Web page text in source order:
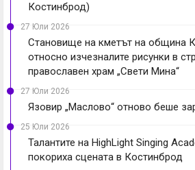
Костинброд)
27 Юли 2026
Становище на кметът на община
относно изчезналите рисунки в
православен храм „Свети Мина“
27 Юли 2026
Язовир „Маслово“ отново беше
25 Юли 2026
Талантите на HighLight Singing
покориха сцената в Костинброд